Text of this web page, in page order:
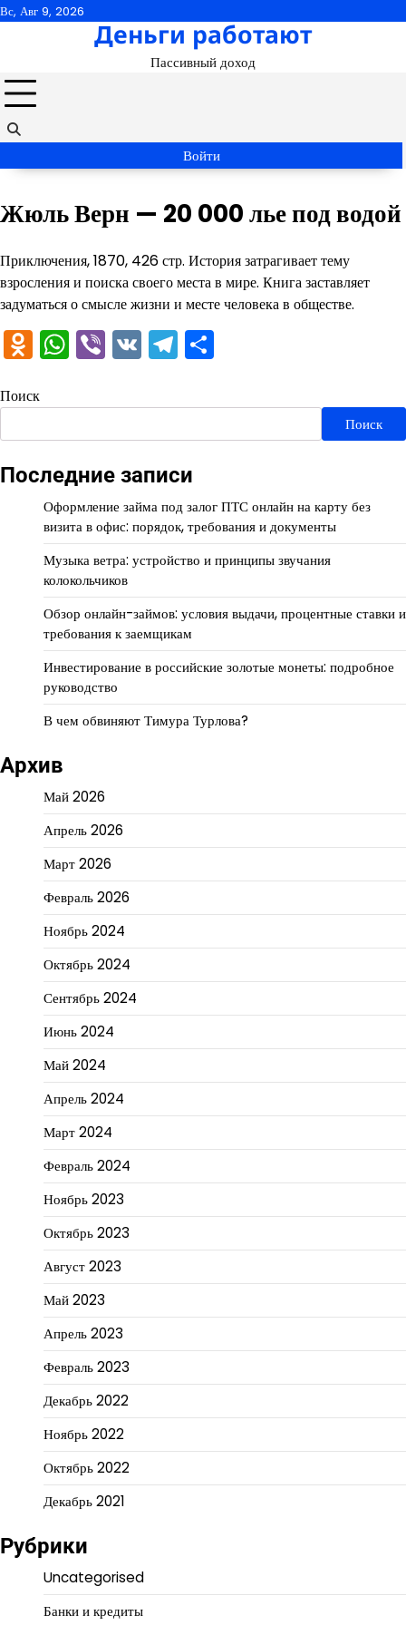
Перейти
Вс, Авг 9, 2026
Деньги работают
Пассивный доход
Войти
Жюль Верн — 20 000 лье под водой
Приключения, 1870, 426 стр. История затрагивает тему
взросления и поиска своего места в мире. Книга заставляет
задуматься о смысле жизни и месте человека в обществе.
Odnoklassniki
WhatsApp
Viber
VKTelegram
Поиск
Поиск
Последние записи
Оформление займа под залог ПТС онлайн на карту без
визита в офис: порядок, требования и документы
Музыка ветра: устройство и принципы звучания
колокольчиков
Обзор онлайн-займов: условия выдачи, процентные ставки и
требования к заемщикам
Инвестирование в российские золотые монеты: подробное
руководство
В чем обвиняют Тимура Турлова?
Архив
Май 2026
Апрель 2026
Март 2026
Февраль 2026
Ноябрь 2024
Октябрь 2024
Сентябрь 2024
Июнь 2024
Май 2024
Апрель 2024
Март 2024
Февраль 2024
Ноябрь 2023
Октябрь 2023
Август 2023
Май 2023
Апрель 2023
Февраль 2023
Декабрь 2022
Ноябрь 2022
Октябрь 2022
Декабрь 2021
Рубрики
Uncategorised
Банки и кредиты